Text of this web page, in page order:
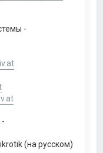
-
-
(на русском)